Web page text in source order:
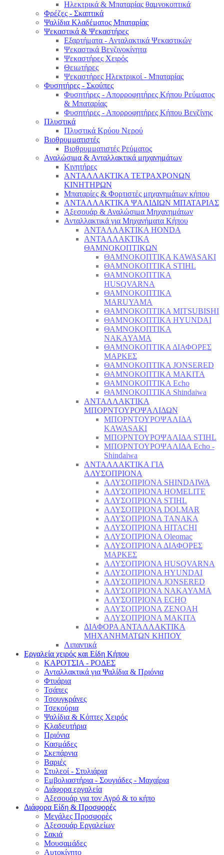
Ηλεκτρικά & Μπαταρίας θαμνοκοπτικά
Φρέζες - Σκαπτικά
Ψαλίδια Κλαδέματος Μπαταρίας
Ψεκαστικά & Ψεκαστήρες
Εξαρτήματα - Ανταλακτικά Ψεκαστικών
Ψεκαστικά Βενζινοκίνητα
Ψεκαστήρες Χειρός
Θειωτήρες
Ψεκαστήρες Ηλεκτρικοί - Μπαταρίας
Φυσητήρες - Σκούπες
Φυσητήρες - Απορροφητήρες Κήπου Ρεύματος
& Μπαταρίας
Φυσητήρες - Απορροφητήρες Κήπου Βενζίνης
Πλυστικά
Πλυστικά Κρύου Νερού
Βιοθρυμματιστές
Βιοθρυμματιστές Ρεύματος
Αναλώσιμα & Ανταλλακτικά μηχανημάτων
Κινητήρες
ΑΝΤΑΛΛΑΚΤΙΚΑ ΤΕΤΡΑΧΡΟΝΩΝ
ΚΙΝΗΤΗΡΩΝ
Μπαταρίες & Φορτιστές μηχανημάτων κήπου
ΑΝΤΑΛΛΑΚΤΙΚΑ ΨΑΛΙΔΙΩΝ ΜΠΑΤΑΡΙAΣ
Αξεσουάρ & Αναλώσιμα Μηχανημάτων
Ανταλλακτικά για Μηχανήματα Κήπου
ΑΝΤΑΛΛΑΚΤΙΚΑ HONDA
ΑΝΤΑΛΛΑΚΤΙΚΑ
ΘΑΜΝΟΚΟΠΤΙΚΩΝ
ΘΑΜΝΟΚΟΠΤΙΚΑ KAWASAKI
ΘΑΜΝΟΚΟΠΤΙΚΑ STIHL
ΘΑΜΝΟΚΟΠΤΙΚΑ
HUSQVARNA
ΘΑΜΝΟΚΟΠΤΙΚΑ
MARUYAMA
ΘΑΜΝΟΚΟΠΤΙΚΑ MITSUBISHI
ΘΑΜΝΟΚΟΠΤΙΚΑ HYUNDAI
ΘΑΜΝΟΚΟΠΤΙΚΑ
NAKAYAMA
ΘΑΜΝΟΚΟΠΤΙΚΑ ΔΙΑΦΟΡΕΣ
ΜΑΡΚΕΣ
ΘΑΜΝΟΚΟΠΤΙΚΑ JONSERED
ΘΑΜΝΟΚΟΠΤΙΚΑ MAKITA
ΘΑΜΝΟΚΟΠΤΙΚΑ Echo
ΘΑΜΝΟΚΟΠΤΙΚΑ Shindaiwa
ΑΝΤΑΛΛΑΚΤΙΚΑ
ΜΠΟΡΝΤΟΥΡΟΨΑΛΙΔΩΝ
ΜΠΟΡΝΤΟΥΡΟΨΑΛΙΔΑ
KAWASAKI
ΜΠΟΡΝΤΟΥΡΟΨΑΛΙΔΑ STIHL
ΜΠΟΡΝΤΟΥΡΟΨΑΛΙΔΑ Echo -
Shindaiwa
ΑΝΤΑΛΛΑΚΤΙΚΑ ΓΙΑ
ΑΛΥΣΟΠΡΙΟΝΑ
ΑΛΥΣΟΠΡΙΟΝΑ SHINDAIWA
ΑΛΥΣΟΠΡΙΟΝΑ HOMELITE
ΑΛΥΣΟΠΡΙΟΝΑ STIHL
ΑΛΥΣΟΠΡΙΟΝΑ DOLMAR
ΑΛΥΣΟΠΡΙΟΝΑ TANAKA
ΑΛΥΣΟΠΡΙΟΝΑ HITACHI
ΑΛΥΣΟΠΡΙΟΝΑ Oleomac
ΑΛΥΣΟΠΡΙΟΝΑ ΔΙΑΦΟΡΕΣ
ΜΑΡΚΕΣ
ΑΛΥΣΟΠΡΙΟΝΑ HUSQVARNA
ΑΛΥΣΟΠΡΙΟΝΑ HYUNDAI
ΑΛΥΣΟΠΡΙΟΝΑ JONSERED
ΑΛΥΣΟΠΡΙΟΝΑ NAKAYAMA
ΑΛΥΣΟΠΡΙΟΝΑ ECHO
ΑΛΥΣΟΠΡΙΟΝΑ ZENOAH
ΑΛΥΣΟΠΡΙΟΝΑ MAKITA
ΔΙΑΦΟΡΑ ΑΝΤΑΛΛΑΚΤΙΚΑ
ΜΗΧΑΝΗΜΑΤΩΝ ΚΗΠΟΥ
Λιπαντικά
Εργαλεία χειρός και Είδη Κήπου
ΚΑΡΟΤΣΙΑ - ΡΟΔΕΣ
Ανταλλακτικά για Ψαλίδια & Πριόνια
Φτυάρια
Τσάπες
Τσουγκράνες
Τσεκούρια
Ψαλίδια & Κόπτες Χειρός
Κλαδευτήρια
Πριόνια
Κασμάδες
Σκεπάρνια
Βαριές
Στυλεοί - Στυλιάρια
Εμβολιαστήρια - Σουγιάδες - Μαχαίρια
Διάφορα εργαλεία
Αξεσουάρ για τον Αγρό & το κήπο
Διάφορα Είδη & Προσφορές
Μεγάλες Προσφορές
Αξεσουάρ Εργαλείων
Σακιά
Μουσαμάδες
Αυτοκίνητο